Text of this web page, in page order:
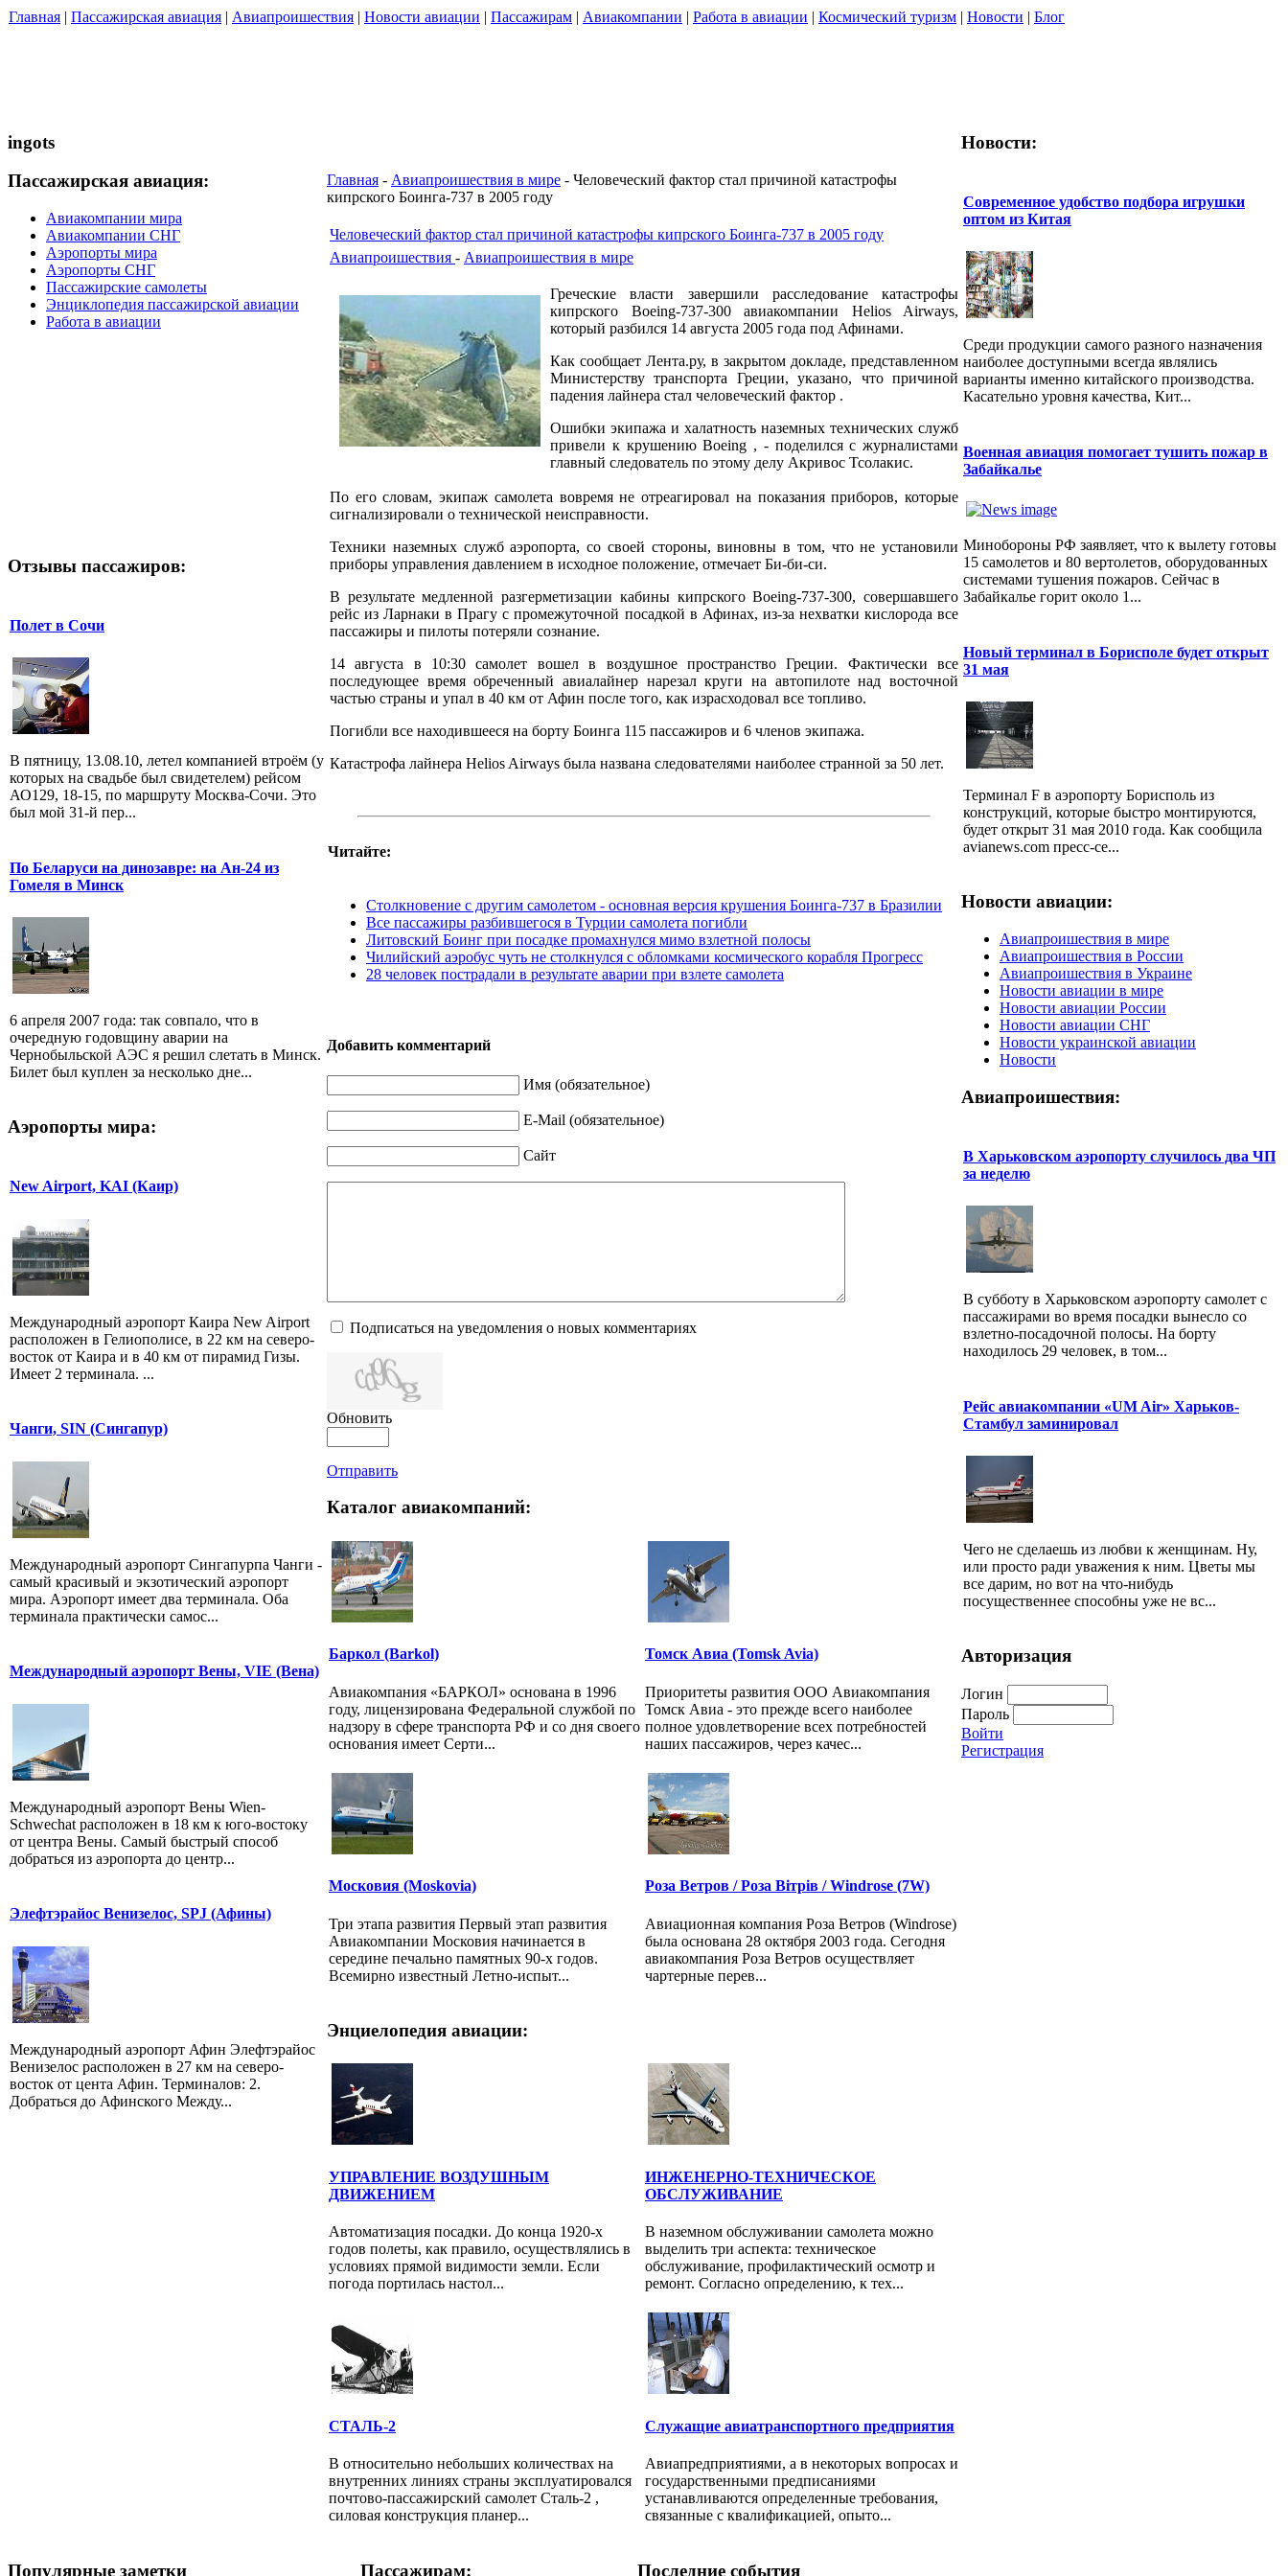
Главная | Пассажирская авиация | Авиапроишествия | Новости авиации | Пассажирам | Авиакомпании | Работа в авиации | Космический туризм | Новости | Блог
ingots
Пассажирская авиация:
Авиакомпании мира
Авиакомпании СНГ
Аэропорты мира
Аэропорты СНГ
Пассажирские самолеты
Энциклопедия пассажирской авиации
Работа в авиации
Отзывы пассажиров:
Полет в Сочи
В пятницу, 13.08.10, летел компанией втроём (у
которых на свадьбе был свидетелем) рейсом
АО129, 18-15, по маршруту Москва-Сочи. Это
был мой 31-й пер...
По Беларуси на динозавре: на Ан-24 из
Гомеля в Минск
6 апреля 2007 года: так совпало, что в
очередную годовщину аварии на
Чернобыльской АЭС я решил слетать в Минск.
Билет был куплен за несколько дне...
Аэропорты мира:
New Airport, KAI (Каир)
Международный аэропорт Каира New Airport
расположен в Гелиополисе, в 22 км на северо-
восток от Каира и в 40 км от пирамид Гизы.
Имеет 2 терминала. ...
Чанги, SIN (Сингапур)
Международный аэропорт Сингапурпа Чанги -
самый красивый и экзотический аэропорт
мира. Аэропорт имеет два терминала. Оба
терминала практически самос...
Международный аэропорт Вены, VIE (Вена)
Международный аэропорт Вены Wien-
Schwechat расположен в 18 км к юго-востоку
от центра Вены. Самый быстрый способ
добраться из аэропорта до центр...
Элефтэрайос Венизелос, SPJ (Афины)
Международный аэропорт Афин Элефтэрайос
Венизелос расположен в 27 км на северо-
восток от цента Афин. Терминалов: 2.
Добраться до Афинского Между...
Главная - Авиапроишествия в мире - Человеческий фактор стал причиной катастрофы
кипрского Боинга-737 в 2005 году
Человеческий фактор стал причиной катастрофы кипрского Боинга-737 в 2005 году
Авиапроишествия - Авиапроишествия в мире
Греческие власти завершили расследование катастрофы
кипрского Boeing-737-300 авиакомпании Helios Airways,
который разбился 14 августа 2005 года под Афинами.
Как сообщает Лента.ру, в закрытом докладе, представленном
Министерству транспорта Греции, указано, что причиной
падения лайнера стал человеческий фактор .
Ошибки экипажа и халатность наземных технических служб
привели к крушению Boeing , - поделился с журналистами
главный следователь по этому делу Акривос Тсолакис.
По его словам, экипаж самолета вовремя не отреагировал на показания приборов, которые
сигнализировали о технической неисправности.
Техники наземных служб аэропорта, со своей стороны, виновны в том, что не установили
приборы управления давлением в исходное положение, отмечает Би-би-си.
В результате медленной разгерметизации кабины кипрского Boeing-737-300, совершавшего
рейс из Ларнаки в Прагу с промежуточной посадкой в Афинах, из-за нехватки кислорода все
пассажиры и пилоты потеряли сознание.
14 августа в 10:30 самолет вошел в воздушное пространство Греции. Фактически все
последующее время обреченный авиалайнер нарезал круги на автопилоте над восточной
частью страны и упал в 40 км от Афин после того, как израсходовал все топливо.
Погибли все находившееся на борту Боинга 115 пассажиров и 6 членов экипажа.
Катастрофа лайнера Helios Airways была названа следователями наиболее странной за 50 лет.
Читайте:
Столкновение с другим самолетом - основная версия крушения Боинга-737 в Бразилии
Все пассажиры разбившегося в Турции самолета погибли
Литовский Боинг при посадке промахнулся мимо взлетной полосы
Чилийский аэробус чуть не столкнулся с обломками космического корабля Прогресс
28 человек пострадали в результате аварии при взлете самолета
Добавить комментарий
Имя (обязательное)
E-Mail (обязательное)
Сайт
Подписаться на уведомления о новых комментариях
Обновить
Отправить
Каталог авиакомпаний:
Баркол (Barkol)
Авиакомпания «БАРКОЛ» основана в 1996
году, лицензирована Федеральной службой по
надзору в сфере транспорта РФ и со дня своего
основания имеет Серти...
Томск Авиа (Tomsk Avia)
Приоритеты развития ООО Авиакомпания
Томск Авиа - это прежде всего наиболее
полное удовлетворение всех потребностей
наших пассажиров, через качес...
Московия (Moskovia)
Три этапа развития Первый этап развития
Авиакомпании Московия начинается в
середине печально памятных 90-х годов.
Всемирно известный Летно-испыт...
Роза Ветров / Роза Вітрів / Windrose (7W)
Авиационная компания Роза Ветров (Windrose)
была основана 28 октября 2003 года. Сегодня
авиакомпания Роза Ветров осуществляет
чартерные перев...
Энциелопедия авиации:
УПРАВЛЕНИЕ ВОЗДУШНЫМ
ДВИЖЕНИЕМ
Автоматизация посадки. До конца 1920-х
годов полеты, как правило, осуществлялись в
условиях прямой видимости земли. Если
погода портилась настол...
ИНЖЕНЕРНО-ТЕХНИЧЕСКОЕ
ОБСЛУЖИВАНИЕ
В наземном обслуживании самолета можно
выделить три аспекта: техническое
обслуживание, профилактический осмотр и
ремонт. Согласно определению, к тех...
СТАЛЬ-2
В относительно небольших количествах на
внутренних линиях страны эксплуатировался
почтово-пассажирский самолет Cтaль-2 ,
силовая конструкция планер...
Служащие авиатранспортного предприятия
Авиапредприятиями, а в некоторых вопросах и
государственными предписаниями
устанавливаются определенные требования,
связанные с квалификацией, опыто...
Новости:
Современное удобство подбора игрушки
оптом из Китая
Среди продукции самого разного назначения
наиболее доступными всегда являлись
варианты именно китайского производства.
Касательно уровня качества, Кит...
Военная авиация помогает тушить пожар в
Забайкалье
Минобороны РФ заявляет, что к вылету готовы
15 самолетов и 80 вертолетов, оборудованных
системами тушения пожаров. Сейчас в
Забайкалье горит около 1...
Новый терминал в Борисполе будет открыт
31 мая
Терминал F в аэропорту Борисполь из
конструкций, которые быстро монтируются,
будет открыт 31 мая 2010 года. Как сообщила
avianews.com пресс-се...
Новости авиации:
Авиапроишествия в мире
Авиапроишествия в России
Авиапроишествия в Украине
Новости авиации в мире
Новости авиации России
Новости авиации СНГ
Новости украинской авиации
Новости
Авиапроишествия:
В Харьковском аэропорту случилось два ЧП
за неделю
В субботу в Харьковском аэропорту самолет с
пассажирами во время посадки вынесло со
взлетно-посадочной полосы. На борту
находилось 29 человек, в том...
Рейс авиакомпании «UM Air» Харьков-
Стамбул заминировал
Чего не сделаешь из любви к женщинам. Ну,
или просто ради уважения к ним. Цветы мы
все дарим, но вот на что-нибудь
посущественнее способны уже не вс...
Авторизация
Логин
Пароль
Войти
Регистрация
Популярные заметки Пассажирам: Последние события